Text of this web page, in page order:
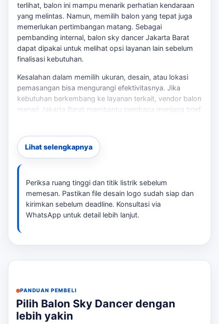
terlihat, balon ini mampu menarik perhatian kendaraan
yang melintas. Namun, memilih balon yang tepat juga
memerlukan pertimbangan matang. Sebagai
pembanding internal, balon sky dancer Jakarta Barat
dapat dipakai untuk melihat opsi layanan lain sebelum
finalisasi kebutuhan.
Kesalahan dalam memilih ukuran, desain, atau lokasi
pemasangan bisa mengurangi efektivitasnya. Jika
kebutuhan berkembang ke layanan terkait, vendor balon
menari Jakarta Barat membantu pembaca menjaga brief
Untuk itu, tersedia balon sky dancer dengan ukuran 5
meter, terbuat dari kain parasut/nylon inflatable, dan
dapat disesuaikan dengan logo atau desain yang Anda
inginkan. Dengan waktu produksi 5-10 hari kerja, Anda
bisa mempersiapkan acara grand opening atau promosi
outdoor dengan lebih terencana.
Checklist Sebelum Memesan
Kirim file desain logo dalam format yang sesuai.
Berikan deadline yang jelas untuk produksi dan
pengiriman.
Lihat selengkapnya
Periksa ruang tinggi dan titik listrik sebelum
memesan. Pastikan file desain logo sudah siap dan
kirimkan sebelum deadline. Konsultasi via
WhatsApp untuk detail lebih lanjut.
PANDUAN PEMBELI
Pilih Balon Sky Dancer dengan
lebih yakin